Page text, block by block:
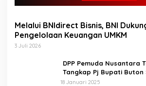
Melalui BNIdirect Bisnis, BNI
Pengelolaan Keuangan UMKM
3 Juli 2026
DPP Pemuda Nusantara
Tangkap Pj Bupati Buton
Penganiaya Aktvis HMI
18 Januari 2025